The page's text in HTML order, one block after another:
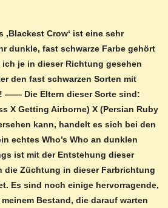
‚Blackest Crow‘ ist eine sehr
dunkle, fast schwarze Farbe gehört
ich je in dieser Richtung gesehen
den fast schwarzen Sorten mit
! —— Die Eltern dieser Sorte sind:
X Getting Airborne) X (Persian Ruby
kann, handelt es sich bei den
echtes Who’s Who an dunklen
ist mit der Entstehung dieser
die Züchtung in dieser Farbrichtung
Es sind noch einige hervorragende,
Bestand, die darauf warten